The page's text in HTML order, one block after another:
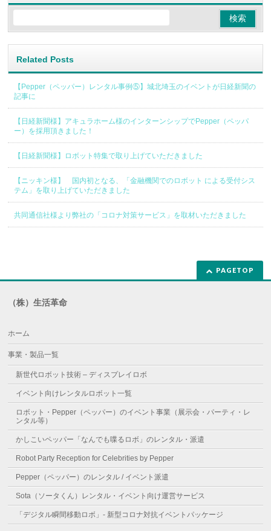
Related Posts
【Pepper（ペッパー）レンタル事例⑤】城北埼玉のイベントが日経新聞の
記事に
【日経新聞様】アキュラホーム様のインターンシップでPepper（ペッパ
ー）を採用頂きました！
【日経新聞様】ロボット特集で取り上げていただきました
【ニッキン様】 国内初となる、「金融機関でのロボット による受付シス
テム」を取り上げていただきました
共同通信社様より弊社の「コロナ対策サービス」を取材いただきました
PAGETOP
（株）生活革命
ホーム
事業・製品一覧
新世代ロボット技術 – ディスプレイロボ
イベント向けレンタルロボット一覧
ロボット・Pepper（ペッパー）のイベント事業（展示会・パーティ・レ
ンタル等）
かしこいペッパー「なんでも喋るロボ」のレンタル・派遣
Robot Party Reception for Celebrities by Pepper
Pepper（ペッパー）のレンタル / イベント派遣
Sota（ソータくん）レンタル・イベント向け運営サービス
「デジタル瞬間移動ロボ」- 新型コロナ対抗イベントパッケージ